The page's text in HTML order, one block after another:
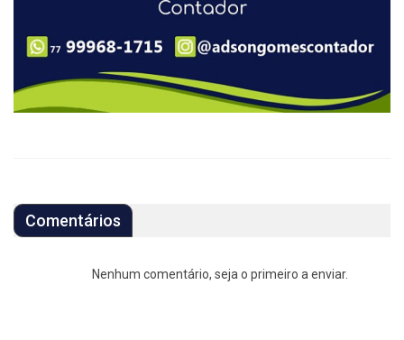
Comentários
Nenhum comentário, seja o primeiro a enviar.